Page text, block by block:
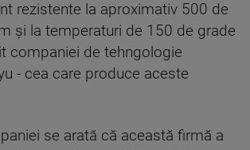
rezistente la aproximativ 500 de
și la temperaturi de 150 de grade
companiei de tehngologie
- cea care produce aceste
se arată că această firmă a